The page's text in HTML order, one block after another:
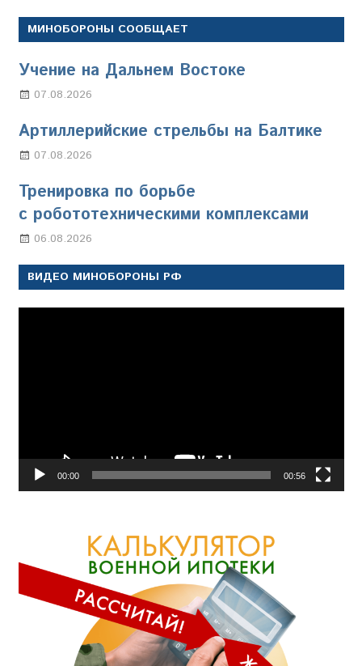
МИНОБОРОНЫ СООБЩАЕТ
Учение на Дальнем Востоке
07.08.2026
Артиллерийские стрельбы на Балтике
07.08.2026
Тренировка по борьбе
с робототехническими комплексами
06.08.2026
ВИДЕО МИНОБОРОНЫ РФ
00:00 00:56